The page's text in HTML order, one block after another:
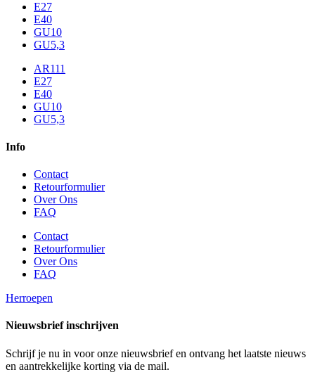
E27
E40
GU10
GU5,3
AR111
E27
E40
GU10
GU5,3
Info
Contact
Retourformulier
Over Ons
FAQ
Contact
Retourformulier
Over Ons
FAQ
Herroepen
Nieuwsbrief inschrijven
Schrijf je nu in voor onze nieuwsbrief en ontvang het laatste nieuws
en aantrekkelijke korting via de mail.